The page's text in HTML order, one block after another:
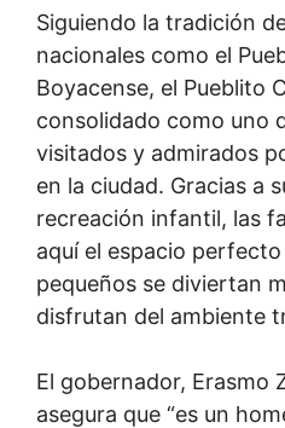
Siguiendo la tradición
nacionales como el
Boyacense, el Pueblito
consolidado como uno
visitados y admirados
en la ciudad. Gracias a
recreación infantil, las
aquí el espacio
pequeños se diviertan
disfrutan del ambiente
El gobernador, Erasmo
asegura que “es un